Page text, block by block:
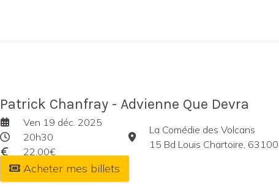
Patrick Chanfray - Advienne Que Devra
Ven 19 déc. 2025
20h30
22,00€
La Comédie des Volcans
15 Bd Louis Chartoire, 63100
Acheter mes billets